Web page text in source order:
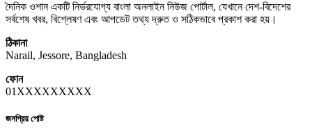
দৈনিক ওশান একটি নির্ভরযোগ্য বাংলা অনলাইন নিউজ পোর্টাল, যেখানে দেশ-বিদেশের
সর্বশেষ খবর, বিশ্লেষণ এবং আপডেট তথ্য দ্রুত ও সঠিকভাবে প্রকাশ করা হয়।
ঠিকানা
Narail, Jessore, Bangladesh
ফোন
01XXXXXXXXX
জনপ্রিয় পোষ্ট